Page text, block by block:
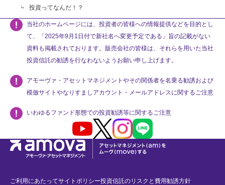
投資ってなんだ！？
当社のホームページには、投資者の皆様への情報提供などを目的とし
て、「2025年9月1日付で新社名へ変更予定である」旨の記載がない
資料も掲載されております。販売会社の皆様は、それらを用いた当社
投資信託の勧誘を行なわないようお願い申し上げます。
アモーヴァ・アセットマネジメントやその関係者を名乗る勧誘および
模倣サイトやなりすましアカウント・メールアドレスに関するご注意
いわゆるファンド形態での投資勧誘等に関するご注意
Youtube X InstagramLINE
ご利用にあたってサイトポリシー投資信託のリスクと費用勧誘方針